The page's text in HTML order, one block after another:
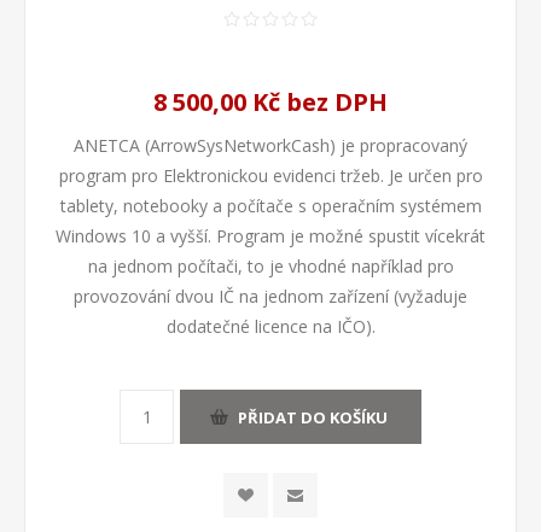
8 500,00 Kč bez DPH
ANETCA (ArrowSysNetworkCash) je propracovaný
program pro Elektronickou evidenci tržeb. Je určen pro
tablety, notebooky a počítače s operačním systémem
Windows 10 a vyšší. Program je možné spustit vícekrát
na jednom počítači, to je vhodné například pro
provozování dvou IČ na jednom zařízení (vyžaduje
dodatečné licence na IČO).
PŘIDAT DO KOŠÍKU